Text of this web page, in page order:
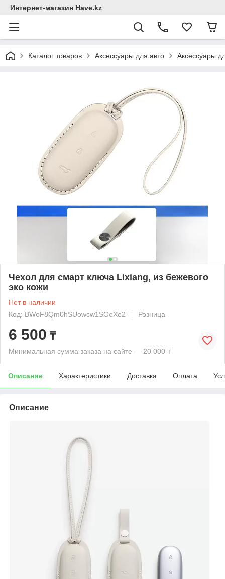
Интернет-магазин Have.kz
Каталог товаров Аксессуары для авто Аксессуары
Чехол для смарт ключа Lixiang, из бежевого
эко кожи
Нет в наличии
Код: BWoF8Qm0hSUowcw1SOeXe2
Розница
6 500 ₸
Минимальная сумма заказа на сайте — 20 000 ₸
Описание Характеристики Доставка Оплата
Описание